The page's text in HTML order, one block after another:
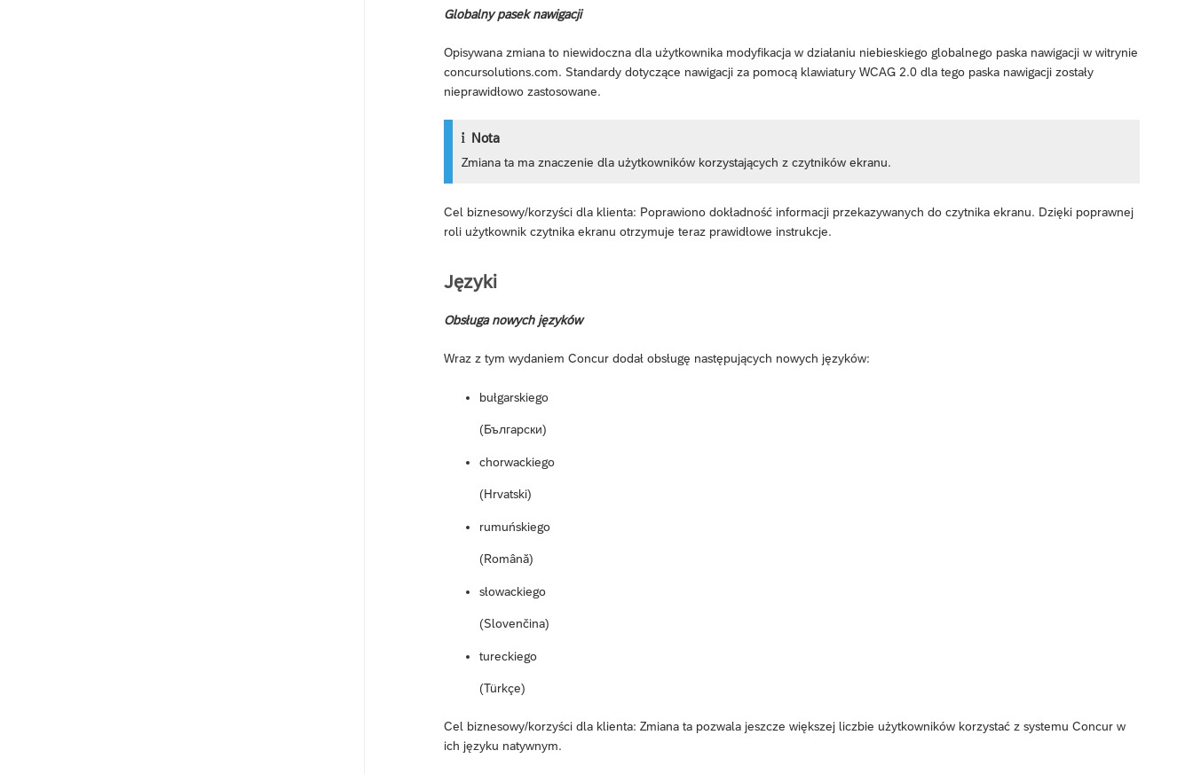
Globalny pasek nawigacji
Opisywana zmiana to niewidoczna dla użytkownika modyfikacja w działaniu niebieskiego globalnego paska nawigacji w witrynie
concursolutions.com. Standardy dotyczące nawigacji za pomocą klawiatury WCAG 2.0 dla tego paska nawigacji zostały
nieprawidłowo zastosowane.
Nota
Zmiana ta ma znaczenie dla użytkowników korzystających z czytników ekranu.
Cel biznesowy/korzyści dla klienta: Poprawiono dokładność informacji przekazywanych do czytnika ekranu. Dzięki poprawnej
roli użytkownik czytnika ekranu otrzymuje teraz prawidłowe instrukcje.
Języki
Obsługa nowych języków
Wraz z tym wydaniem Concur dodał obsługę następujących nowych języków:
bułgarskiego
(Български)
chorwackiego
(Hrvatski)
rumuńskiego
(Română)
słowackiego
(Slovenčina)
tureckiego
(Türkçe)
Cel biznesowy/korzyści dla klienta: Zmiana ta pozwala jeszcze większej liczbie użytkowników korzystać z systemu Concur w
ich języku natywnym.